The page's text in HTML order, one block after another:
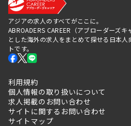
アジアの求人のすべてがここに。
ABROADERS CAREER（アブローダーズ
とした海外の求人をまとめて探せる日本
トです。
利用規約
個人情報の取り扱いについて
求人掲載のお問い合わせ
サイトに関するお問い合わせ
サイトマップ